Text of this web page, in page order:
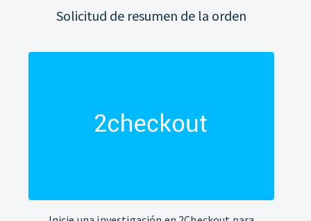
Solicitud de resumen de la orden